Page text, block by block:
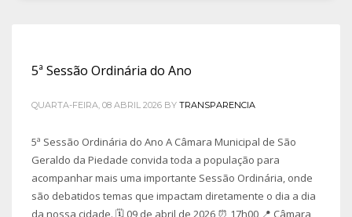
5ª Sessão Ordinária do Ano
QUARTA-FEIRA, 08 ABRIL 2026 BY TRANSPARENCIA
5ª Sessão Ordinária do Ano A Câmara Municipal de São
Geraldo da Piedade convida toda a população para
acompanhar mais uma importante Sessão Ordinária, onde
são debatidos temas que impactam diretamente o dia a dia
da nossa cidade. 🗓️ 09 de abril de 2026 ⏰ 17h00 📍 Câmara